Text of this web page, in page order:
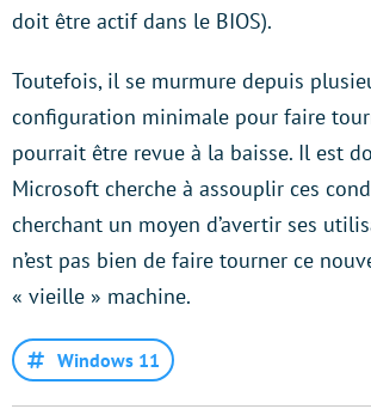
doit être actif dans le BIOS).
Toutefois, il se murmure depuis
configuration minimale pour faire
pourrait être revue à la baisse. Il est
Microsoft cherche à assouplir ces
cherchant un moyen d’avertir ses
n’est pas bien de faire tourner ce
« vieille » machine.
Windows 11